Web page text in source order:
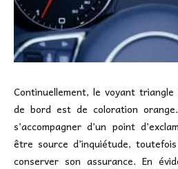
Continuellement, le voyant
de bord est de coloration
s’accompagner d’un point
être source d’inquiétude,
conserver son assurance. En